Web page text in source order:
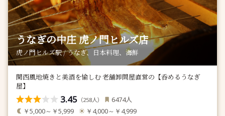
うなぎの中庄 虎ノ門ヒルズ店
虎ノ門ヒルズ駅 / うなぎ、日本料理、海鮮
関西風地焼きと美酒を愉しむ 老舗卸問屋直営の【呑めるうなぎ
屋】
3.45 （258人） 6474人
￥5,000～￥5,999 ￥4,000～￥4,999